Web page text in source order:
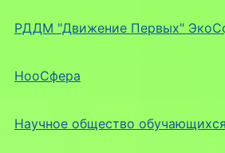
РДДМ "Движение Первых"
НооСфера
Научное общество